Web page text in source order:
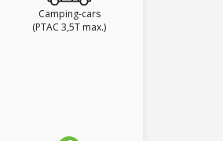
Camping-cars
(PTAC 3,5T max.)